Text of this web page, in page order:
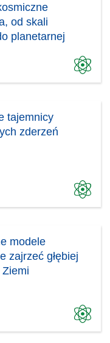
od skali
planetarnej
tajemnicy
zderzeń
modele
zajrzeć głębiej